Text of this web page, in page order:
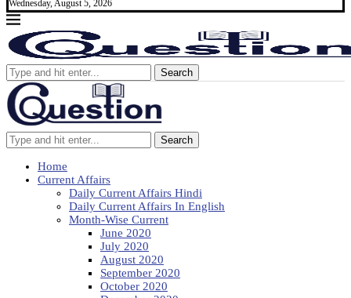
Wednesday, August 5, 2026
Search
Search
Home
Current Affairs
Daily Current Affairs Hindi
Daily Current Affairs In English
Month-Wise Current
June 2020
July 2020
August 2020
September 2020
October 2020